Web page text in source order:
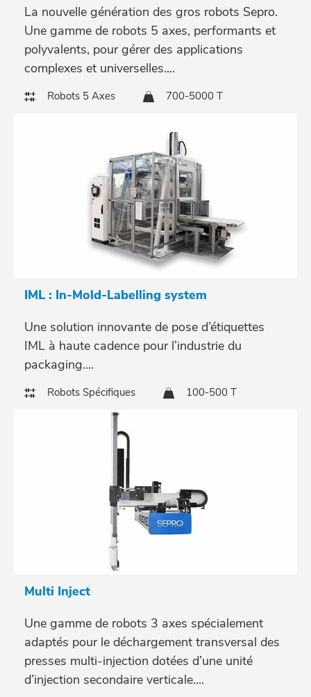
La nouvelle génération des gros robots Sepro.
Une gamme de robots 5 axes, performants et
polyvalents, pour gérer des applications
complexes et universelles....
Robots 5 Axes 700-5000 T
IML : In-Mold-Labelling system
Une solution innovante de pose d’étiquettes
IML à haute cadence pour l’industrie du
packaging....
Robots Spécifiques 100-500 T
Multi Inject
Une gamme de robots 3 axes spécialement
adaptés pour le déchargement transversal des
presses multi-injection dotées d’une unité
d’injection secondaire verticale....